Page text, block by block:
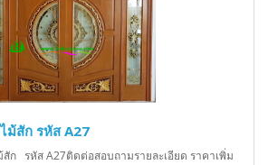
ม้สัก รหัส A27
ก รหัส A27ติดต่อสอบถามรายละเอียด ราคาเพิ่ม